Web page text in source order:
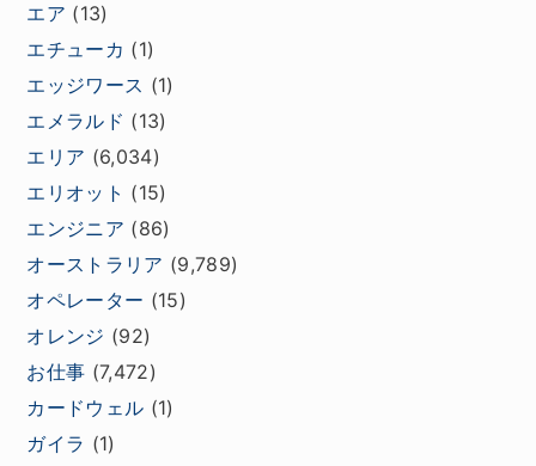
エア (13)
エチューカ (1)
エッジワース (1)
エメラルド (13)
エリア (6,034)
エリオット (15)
エンジニア (86)
オーストラリア (9,789)
オペレーター (15)
オレンジ (92)
お仕事 (7,472)
カードウェル (1)
ガイラ (1)